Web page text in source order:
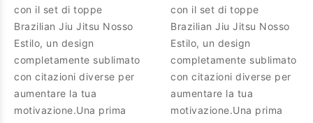
con il set di toppe
Brazilian Jiu Jitsu Nosso
Estilo, un design
completamente sublimato
con citazioni diverse per
aumentare la tua
motivazione.Una prima
con il set di toppe
Brazilian Jiu Jitsu Nosso
Estilo, un design
completamente sublimato
con citazioni diverse per
aumentare la tua
motivazione.Una prima